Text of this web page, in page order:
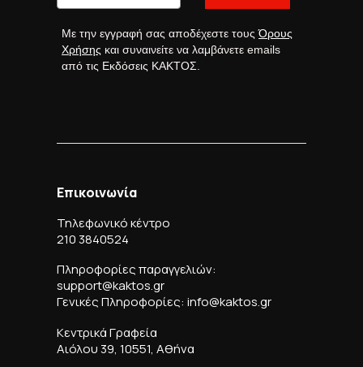
Με την εγγραφή σας αποδέχεστε τουςΌρους
Χρήσης και συναινείτε να λαμβάνετε emails
από τις Εκδόσεις ΚΑΚΤΟΣ.
Επικοινωνία
Τηλεφωνικό κέντρο
210 3840524
Πληροφορίες παραγγελιών:
support@kaktos.gr
Γενικές Πληροφορίες: info@kaktos.gr
Κεντρικά Γραφεία
Αιόλου 39, 10551, Αθήνα